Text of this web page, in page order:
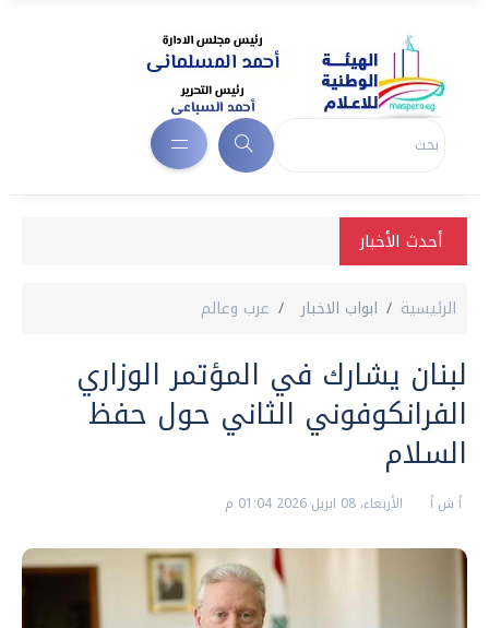
أحدث الأخبار
الرئيسية ابواب الاخبار عرب وعالم
لبنان يشارك في المؤتمر الوزاري
الفرانكوفوني الثاني حول حفظ
السلام
أ ش أ الأربعاء، 08 ابريل 2026 01:04 م